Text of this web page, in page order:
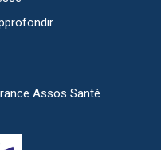
Assos Santé